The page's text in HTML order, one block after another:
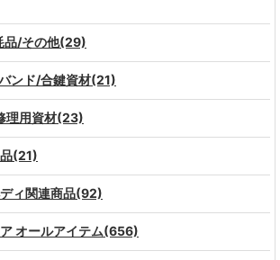
品/その他(29)
ンド/合鍵資材(21)
理用資材(23)
(21)
ィ関連商品(92)
オールアイテム(656)